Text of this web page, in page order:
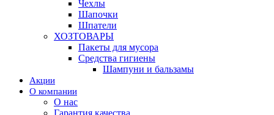
Чехлы
Шапочки
Шпатели
ХОЗТОВАРЫ
Пакеты для мусора
Средства гигиены
Шампуни и бальзамы
Акции
О компании
О нас
Гарантия качества